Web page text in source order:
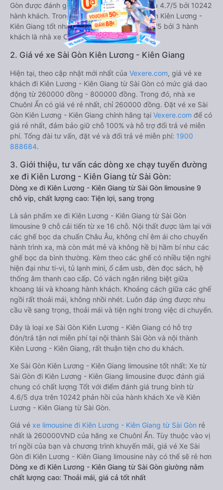
Gòn được đánh giá 4.7, với điểm trung bình là 4.7/5 bởi 10242
hành khách. Trong đó hãng xe khách Sài Gòn Kiên Lương -
Kiên Giang tốt nhất tuyến được đánh giá 5.0/5 bởi 3 hành
khách là nhà xe Chuônl Ẩn.
2. Giá vé xe Sài Gòn Kiên Lương - Kiên Giang
Hiện tại, theo cập nhật mới nhất của Vexere.com, giá vé xe
khách đi Kiên Lương - Kiên Giang từ Sài Gòn có mức giá dao
động từ 260000 đồng - 800000 đồng. Trong đó, nhà xe
Chuônl Ẩn có giá vé rẻ nhất, chỉ 260000 đồng. Đặt vé xe Sài
Gòn Kiên Lương - Kiên Giang chính hãng tại Vexere.com để có
giá rẻ nhất, đảm bảo giữ chỗ 100% và hỗ trợ đổi trả vé miễn
phí. Tổng đài tư vấn, đặt vé và đổi trả vé miễn phí: 1900
888684.
3. Giới thiệu, tư vấn các dòng xe chạy tuyến đường
xe đi Kiên Lương - Kiên Giang từ Sài Gòn:
Dòng xe đi Kiên Lương - Kiên Giang từ Sài Gòn limousine 9
chỗ vip, chất lượng cao: Tiện lợi, sang trọng
Là sản phẩm xe đi Kiên Lương - Kiên Giang từ Sài Gòn
limousine 9 chỗ cải tiến từ xe 16 chỗ. Nội thất được làm lại với
các ghế bọc da chuẩn Châu Âu, không chỉ êm ái cho chuyến
hành trình xa, mà còn mát mẻ và không hề bị hầm bí như các
ghế bọc da bình thường. Kèm theo các ghế có nhiều tiện nghi
hiện đại như ti-vi, tủ lạnh mini, ổ cắm usb, đèn đọc sách, hệ
thống âm thanh cao cấp. Có vách ngăn riêng biệt giữa
khoang lái và khoang hành khách. Khoảng cách giữa các ghế
ngồi rất thoải mái, không nhồi nhét. Luôn đáp ứng được nhu
cầu về sang trọng, thoải mái và tiện nghi trong việc di chuyển.
Đây là loại xe Sài Gòn Kiên Lương - Kiên Giang có hỗ trợ
đón/trả tận nơi miễn phí tại nội thành Sài Gòn và nội thành
Kiên Lương - Kiên Giang, rất thuận tiện cho du khách.
Xe Sài Gòn Kiên Lương - Kiên Giang limousine tốt nhất: Xe từ
Sài Gòn đi Kiên Lương - Kiên Giang limousine được đánh giá
chung có chất lượng Tốt với điểm đánh giá trung bình từ
4.6/5 dựa trên 10242 phản hồi của hành khách Xe về Kiên
Lương - Kiên Giang từ Sài Gòn.
Giá vé xe limousine đi Kiên Lương - Kiên Giang từ Sài Gòn rẻ
nhất là 260000VND của hãng xe Chuônl Ẩn. Tùy thuộc vào vị
trí ngồi của bạn và chương trình khuyến mãi, giá vé Xe Sài
Gòn đi Kiên Lương - Kiên Giang limousine này có thể sẽ rẻ hơn
Dòng xe đi Kiên Lương - Kiên Giang từ Sài Gòn giường nằm
chất lượng cao: Thoải mái, giá cả tốt nhất